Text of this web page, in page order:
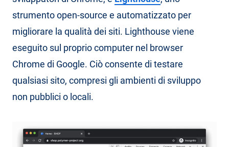
strumento open-source e automatizzato per
migliorare la qualità dei siti. Lighthouse viene
eseguito sul proprio computer nel browser
Chrome di Google. Ciò consente di testare
qualsiasi sito, compresi gli ambienti di sviluppo
non pubblici o locali.